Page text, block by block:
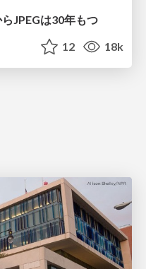
JPEGは30年もつ
12 18k